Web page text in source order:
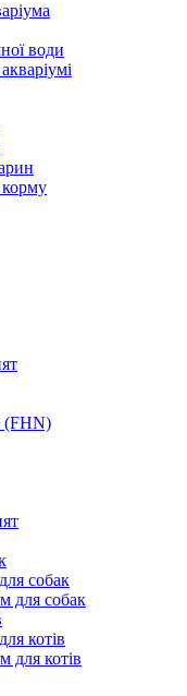
води
корму
(FHN)
собак
для собак
котів
для котів